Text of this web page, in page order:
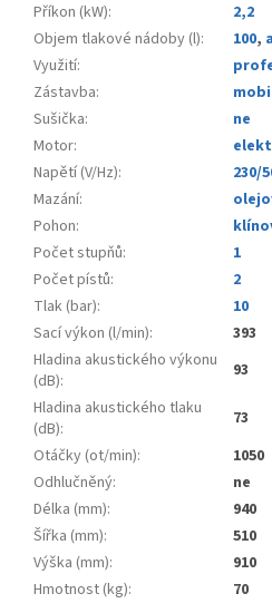
Příkon (kW):
2,2
Objem tlakové nádoby (l): 100,
Využití:
Zástavba:
Sušička:
ne
Motor:
Napětí (V/Hz):
230/
Mazání:
Pohon:
Počet stupňů:
1
Počet pístů:
2
Tlak (bar):
10
Sací výkon (l/min):
393
Hladina akustického výkonu
(dB):
93
Hladina akustického tlaku
(dB):
73
Otáčky (ot/min):
1050
Odhlučněný:
ne
Délka (mm):
940
Šířka (mm):
510
Výška (mm):
910
Hmotnost (kg): 70